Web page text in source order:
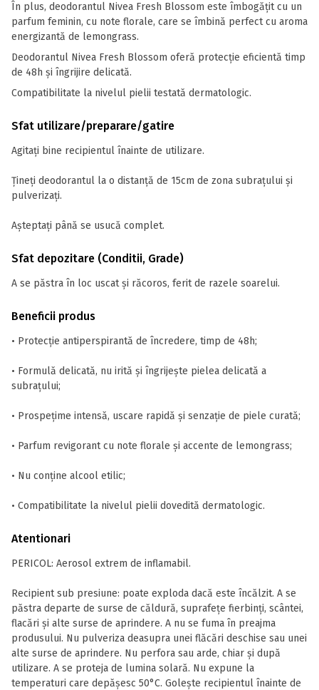
În plus, deodorantul Nivea Fresh Blossom este îmbogățit cu un
parfum feminin, cu note florale, care se îmbină perfect cu aroma
energizantă de lemongrass.
Deodorantul Nivea Fresh Blossom oferă protecție eficientă timp
de 48h și îngrijire delicată.
Compatibilitate la nivelul pielii testată dermatologic.
Sfat utilizare/preparare/gatire
Agitați bine recipientul înainte de utilizare.
Țineți deodorantul la o distanță de 15cm de zona subrațului și
pulverizați.
Așteptați până se usucă complet.
Sfat depozitare (Conditii, Grade)
A se păstra în loc uscat și răcoros, ferit de razele soarelui.
Beneficii produs
• Protecție antiperspirantă de încredere, timp de 48h;
• Formulă delicată, nu irită și îngrijește pielea delicată a
subrațului;
• Prospețime intensă, uscare rapidă și senzație de piele curată;
• Parfum revigorant cu note florale și accente de lemongrass;
• Nu conține alcool etilic;
• Compatibilitate la nivelul pielii dovedită dermatologic.
Atentionari
PERICOL: Aerosol extrem de inflamabil.
Recipient sub presiune: poate exploda dacă este încălzit. A se
păstra departe de surse de căldură, suprafețe fierbinți, scântei,
flacări și alte surse de aprindere. A nu se fuma în preajma
produsului. Nu pulveriza deasupra unei flăcări deschise sau unei
alte surse de aprindere. Nu perfora sau arde, chiar și după
utilizare. A se proteja de lumina solară. Nu expune la
temperaturi care depășesc 50°C. Golește recipientul înainte de